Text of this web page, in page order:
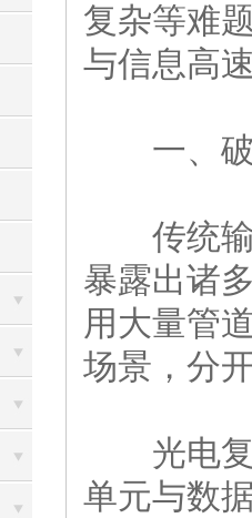
复杂等难
与信息高
一、破
传统输
暴露出诸
用大量管
场景，分
光电复
单元与数